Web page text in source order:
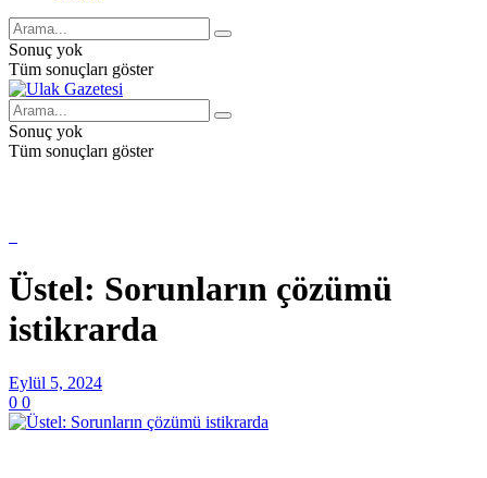
Sonuç yok
Tüm sonuçları göster
Sonuç yok
Tüm sonuçları göster
Üstel: Sorunların çözümü
istikrarda
Eylül 5, 2024
0 0